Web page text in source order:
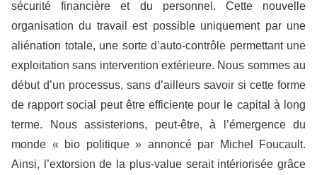
sécurité financière et du personnel. Cette nouvelle
organisation du travail est possible uniquement par une
aliénation totale, une sorte d’auto-contrôle permettant une
exploitation sans intervention extérieure. Nous sommes au
début d’un processus, sans d’ailleurs savoir si cette forme
de rapport social peut être efficiente pour le capital à long
terme. Nous assisterions, peut-être, à l’émergence du
monde « bio politique » annoncé par Michel Foucault.
Ainsi, l’extorsion de la plus-value serait intériorisée grâce